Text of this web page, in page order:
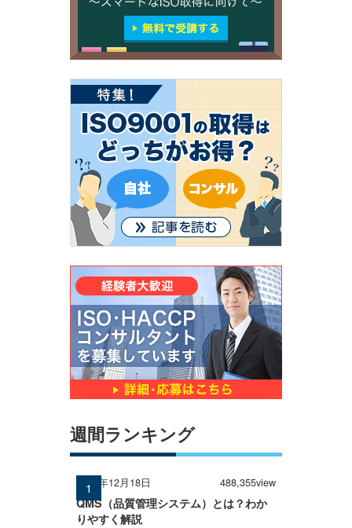
週間ランキング
2024年12月18日 488,355view
QMS（品質管理システム）とは？わか
りやすく解説